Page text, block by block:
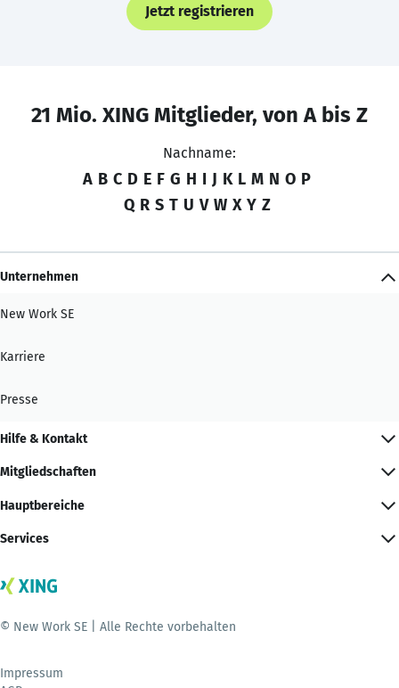
Jetzt registrieren
21 Mio. XING Mitglieder, von A bis Z
Nachname:
A B C D E F G H I J K L M N O P
Q R S T U V W X Y Z
Unternehmen
New Work SE
Karriere
Presse
Hilfe & Kontakt
Mitgliedschaften
Hauptbereiche
Services
© New Work SE | Alle Rechte vorbehalten
Impressum